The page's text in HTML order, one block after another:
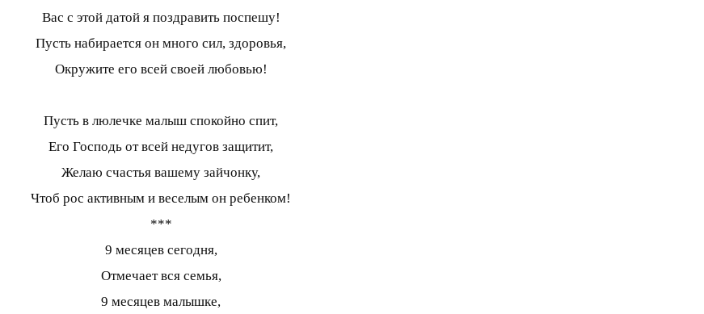
Вас с этой датой я поздравить поспешу!
Пусть набирается он много сил, здоровья,
Окружите его всей своей любовью!
Пусть в люлечке малыш спокойно спит,
Его Господь от всей недугов защитит,
Желаю счастья вашему зайчонку,
Чтоб рос активным и веселым он ребенком!
***
9 месяцев сегодня,
Отмечает вся семья,
9 месяцев малышке,